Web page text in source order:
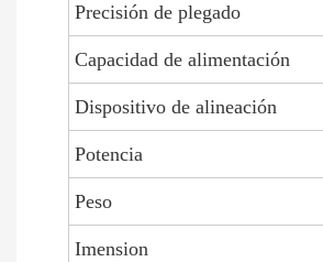
Precisión de plegado
Capacidad de alimentación
Dispositivo de alineación
Potencia
Peso
Imension